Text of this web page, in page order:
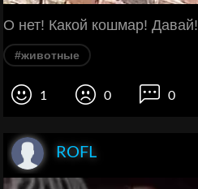
О нет! Какой кошмар! Давай!
#животные
1 0 0
ROFL